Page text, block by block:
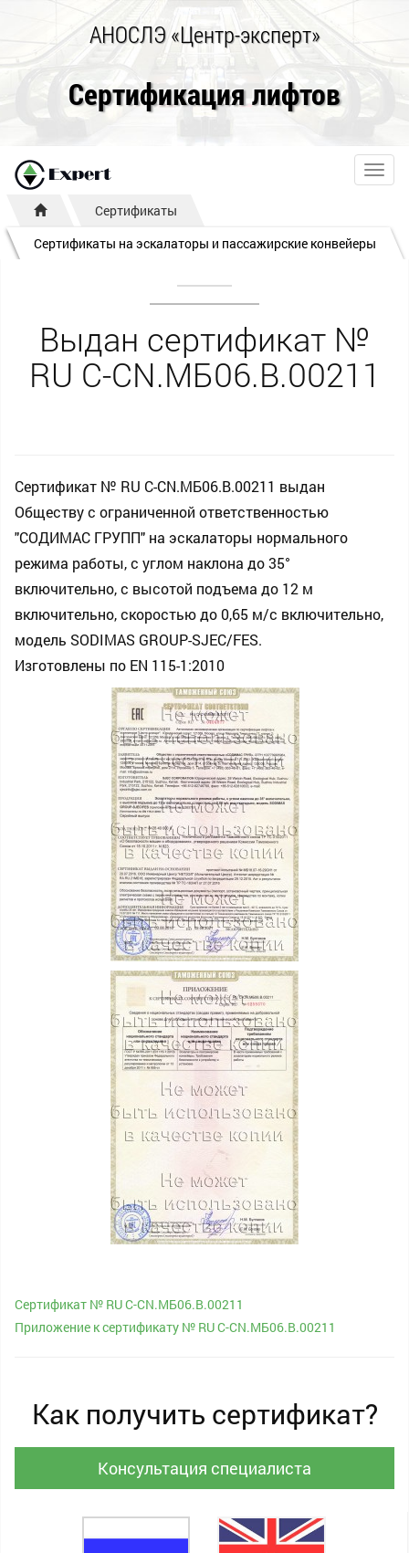
АНОСЛЭ «Центр-эксперт»
Сертификация лифтов
Сертификаты
Сертификаты на эскалаторы и пассажирские конвейеры
Выдан сертификат №
RU С-CN.МБ06.B.00211
Сертификат № RU С-CN.МБ06.B.00211 выдан
Обществу с ограниченной ответственностью
"СОДИМАС ГРУПП" на эскалаторы нормального
режима работы, с углом наклона до 35°
включительно, с высотой подъема до 12 м
включительно, скоростью до 0,65 м/с включительно,
модель SODIMAS GROUP-SJEC/FES.
Изготовлены по EN 115-1:2010
Сертификат № RU С-CN.МБ06.B.00211
Приложение к сертификату № RU С-CN.МБ06.B.00211
Как получить сертификат?
Консультация специалиста